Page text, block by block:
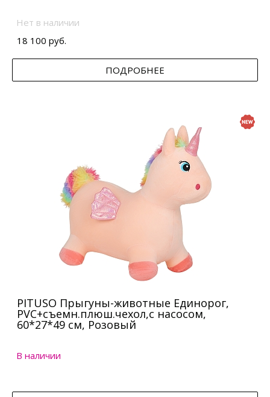
Нет в наличии
18 100 руб.
ПОДРОБНЕЕ
PITUSO Прыгуны-животные Единорог,
PVC+съемн.плюш.чехол,с насосом,
60*27*49 см, Розовый
В наличии